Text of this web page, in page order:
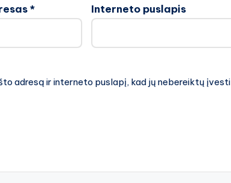
* Interneto puslapis
adresą ir interneto puslapį, kad jų nebereiktų įvesti